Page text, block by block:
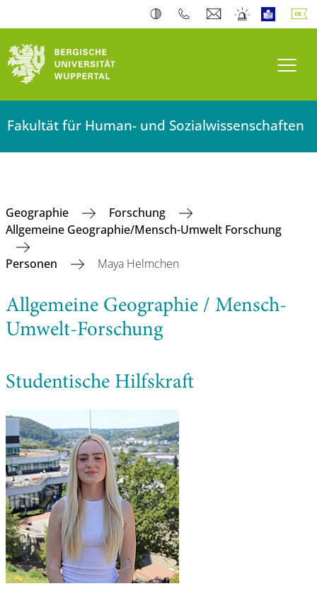
Fakultät für Human- und Sozialwissenschaften
Geographie
Forschung
Allgemeine Geographie/Mensch-Umwelt Forschung
Personen Maya Helmchen
Allgemeine Geographie / Mensch-
Umwelt-Forschung
Studentische Hilfskraft